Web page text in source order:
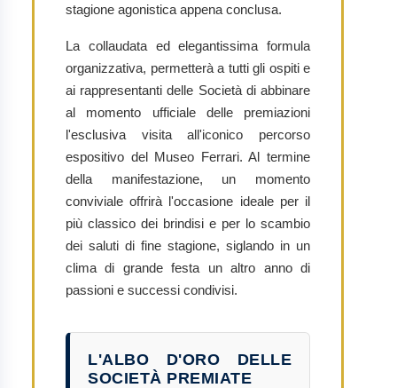
stagione agonistica appena conclusa.
La collaudata ed elegantissima formula
organizzativa, permetterà a tutti gli ospiti e
ai rappresentanti delle Società di abbinare
al momento ufficiale delle premiazioni
l'esclusiva visita all'iconico percorso
espositivo del Museo Ferrari. Al termine
della manifestazione, un momento
conviviale offrirà l'occasione ideale per il
più classico dei brindisi e per lo scambio
dei saluti di fine stagione, siglando in un
clima di grande festa un altro anno di
passioni e successi condivisi.
L'ALBO D'ORO DELLE
SOCIETÀ PREMIATE